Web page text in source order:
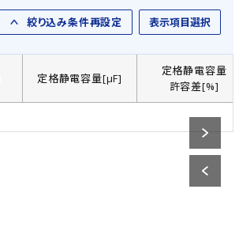
絞り込み条件再設定 表示項目選択
定格静電容量[µF]
定格静電容量
許容差[%]